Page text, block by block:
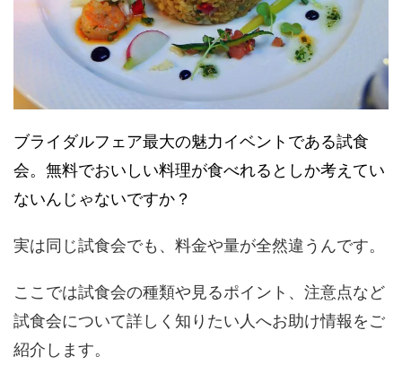
ブライダルフェア最大の魅力イベントである試食
会。無料でおいしい料理が食べれるとしか考えてい
ないんじゃないですか？
実は同じ試食会でも、料金や量が全然違うんです。
ここでは試食会の種類や見るポイント、注意点など
試食会について詳しく知りたい人へお助け情報をご
紹介します。